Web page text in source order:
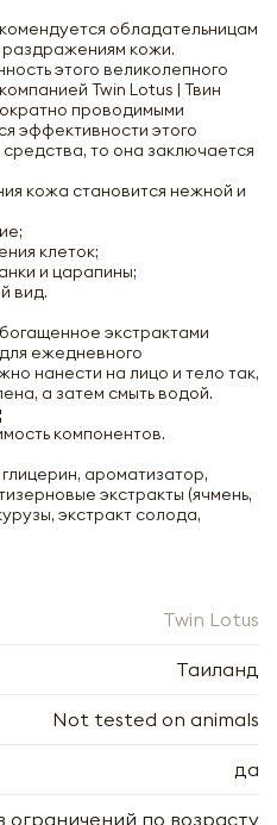
обладательницам
раздражениям кожи.
этого великолепного
Twin Lotus | Твин
проводимыми
эффективности этого
то она заключается
кожа становится нежной и
клеток;
и царапины;
вид.
экстрактами
ежедневного
нанести на лицо и тело так,
а затем смыть водой.
компонентов.
ароматизатор,
экстракты (ячмень,
экстракт солода,
Twin Lotus
Таиланд
Not tested on animals
да
ограничений по возрасту
и мультизерновыми